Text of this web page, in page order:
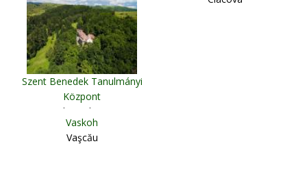
Szent Benedek Tanulmányi
Központ
Gheorgheni
Vaskoh
Vaşcău